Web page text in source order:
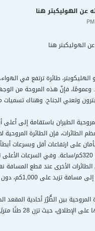
عن الهوليكبتر هنا
الهوليكبتر هنا
الهليكوبتر، طائرة ترتفع في
فإنّ هذه المروحة من
وتعني الجناح. وهناك تسميات
الطيران باستقامة إلى
الطائرات، فإن الطائرة
على ارتفاعات أقل وبسرعات
المروحية لا تتعدىّ 320كم/ساعة.
الأخرى عند قطع المسافة
1,000كم، دون إعادة التزّود بالوقود.
28 طنًا متريًا ويمكنها حمل 20 طنًا من البضائع.